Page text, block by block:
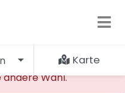
nicht gefunden
Wahl.
Karte